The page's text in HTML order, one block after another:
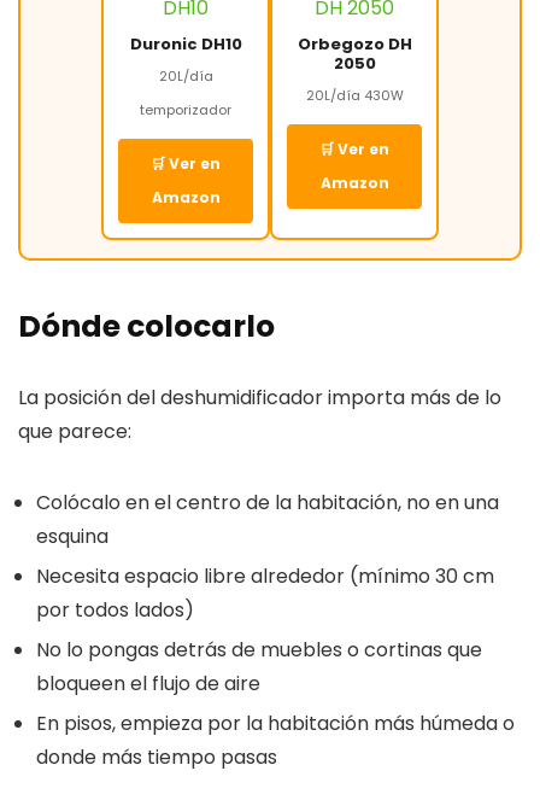
Duronic DH10
20L/día
temporizador
🛒 Ver en
Amazon
Orbegozo DH
2050
20L/día 430W
🛒 Ver en
Amazon
Dónde colocarlo
La posición del deshumidificador importa más de lo
que parece:
Colócalo en el centro de la habitación, no en una
esquina
Necesita espacio libre alrededor (mínimo 30 cm
por todos lados)
No lo pongas detrás de muebles o cortinas que
bloqueen el flujo de aire
En pisos, empieza por la habitación más húmeda o
donde más tiempo pasas